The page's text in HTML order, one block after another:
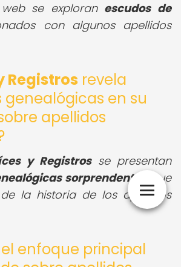
se exploran escudos de
con algunos apellidos
Registros revela
genealógicas en su
apellidos
y Registrosse presentan
sorprendentes
que
la historia de los apellidos
el enfoque principal